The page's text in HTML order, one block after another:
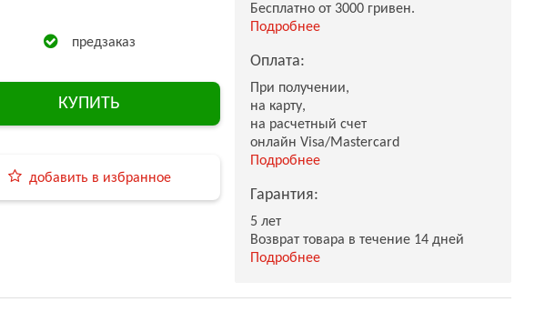
предзаказ
КУПИТЬ
добавить в избранное
Бесплатно от 3000 гривен.
Подробнее
Оплата:
При получении,
на карту,
на расчетный счет
онлайн Visa/Mastercard
Подробнее
Гарантия:
5 лет
Возврат товара в течение 14 дней
Подробнее